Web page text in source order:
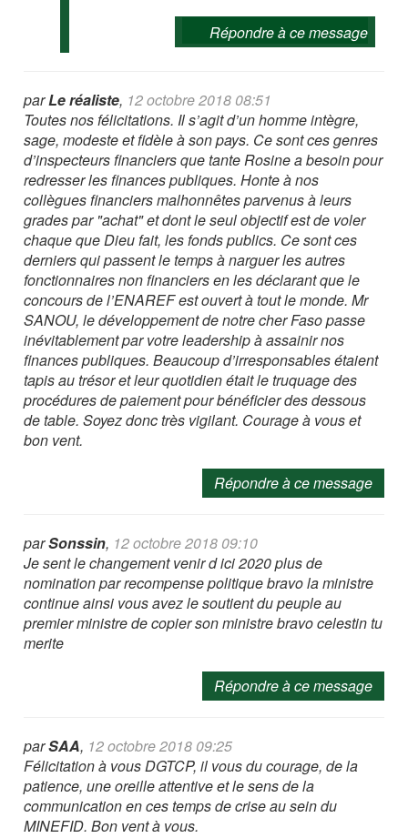
Répondre à ce message
parLe réaliste, 12 octobre 2018 08:51
Toutes nos félicitations. Il s’agit d’un homme intègre,
sage, modeste et fidèle à son pays. Ce sont ces genres
d’inspecteurs financiers que tante Rosine a besoin pour
redresser les finances publiques. Honte à nos
collègues financiers malhonnêtes parvenus à leurs
grades par "achat" et dont le seul objectif est de voler
chaque que Dieu fait, les fonds publics. Ce sont ces
derniers qui passent le temps à narguer les autres
fonctionnaires non financiers en les déclarant que le
concours de l’ENAREF est ouvert à tout le monde. Mr
SANOU, le développement de notre cher Faso passe
inévitablement par votre leadership à assainir nos
finances publiques. Beaucoup d’irresponsables étaient
tapis au trésor et leur quotidien était le truquage des
procédures de paiement pour bénéficier des dessous
de table. Soyez donc très vigilant. Courage à vous et
bon vent.
Répondre à ce message
parSonssin, 12 octobre 2018 09:10
Je sent le changement venir d ici 2020 plus de
nomination par recompense politique bravo la ministre
continue ainsi vous avez le soutient du peuple au
premier ministre de copier son ministre bravo celestin tu
merite
Répondre à ce message
parSAA, 12 octobre 2018 09:25
Félicitation à vous DGTCP, il vous du courage, de la
patience, une oreille attentive et le sens de la
communication en ces temps de crise au sein du
MINEFID. Bon vent à vous.